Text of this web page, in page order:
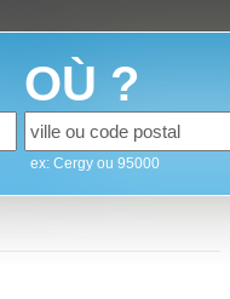
OÙ ?
ex: Cergy ou 95000